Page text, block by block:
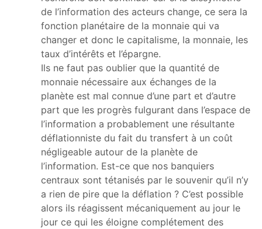
de l’information des acteurs change, ce sera la
fonction planétaire de la monnaie qui va
changer et donc le capitalisme, la monnaie, les
taux d’intérêts et l’épargne.
Ils ne faut pas oublier que la quantité de
monnaie nécessaire aux échanges de la
planète est mal connue d’une part et d’autre
part que les progrès fulgurant dans l’espace de
l’information a probablement une résultante
déflationniste du fait du transfert à un coût
négligeable autour de la planète de
l’information. Est-ce que nos banquiers
centraux sont tétanisés par le souvenir qu’il n’y
a rien de pire que la déflation ? C’est possible
alors ils réagissent mécaniquement au jour le
jour ce qui les éloigne complétement des